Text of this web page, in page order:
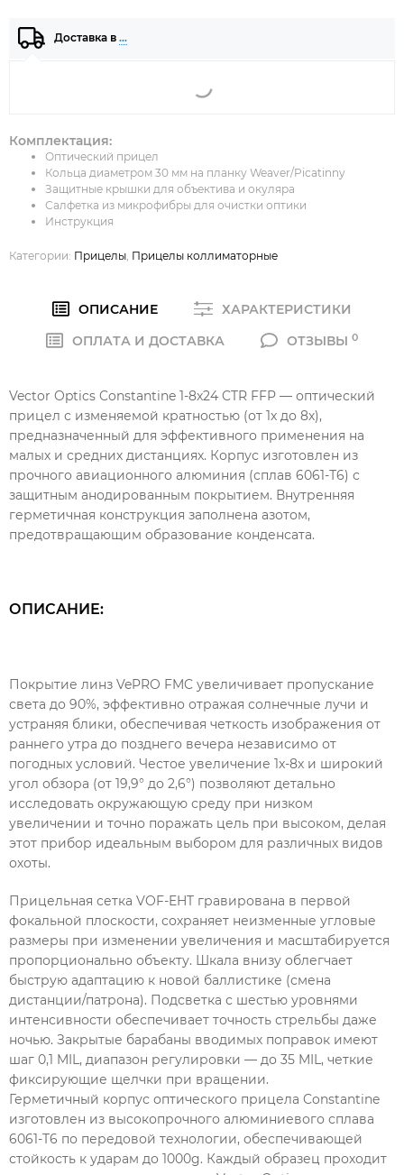
Доставка в …
Комплектация:
Оптический прицел
Кольца диаметром 30 мм на планку Weaver/Picatinny
Защитные крышки для объектива и окуляра
Салфетка из микрофибры для очистки оптики
Инструкция
Категории: Прицелы Прицелы коллиматорные
ОПИСАНИЕ
ХАРАКТЕРИСТИКИ
ОПЛАТА И ДОСТАВКА
ОТЗЫВЫ 0
Vector Optics Constantine 1-8x24 CTR FFP — оптический
прицел с изменяемой кратностью (от 1х до 8х),
предназначенный для эффективного применения на
малых и средних дистанциях. Корпус изготовлен из
прочного авиационного алюминия (сплав 6061-Т6) с
защитным анодированным покрытием. Внутренняя
герметичная конструкция заполнена азотом,
предотвращающим образование конденсата.
ОПИСАНИЕ:
Покрытие линз VePRO FMC увеличивает пропускание
света до 90%, эффективно отражая солнечные лучи и
устраняя блики, обеспечивая четкость изображения от
раннего утра до позднего вечера независимо от
погодных условий. Честое увеличение 1x-8x и широкий
угол обзора (от 19,9° до 2,6°) позволяют детально
исследовать окружающую среду при низком
увеличении и точно поражать цель при высоком, делая
этот прибор идеальным выбором для различных видов
охоты.
Прицельная сетка VOF-EHT гравирована в первой
фокальной плоскости, сохраняет неизменные угловые
размеры при изменении увеличения и масштабируется
пропорционально объекту. Шкала внизу облегчает
быструю адаптацию к новой баллистике (смена
дистанции/патрона). Подсветка с шестью уровнями
интенсивности обеспечивает точность стрельбы даже
ночью. Закрытые барабаны вводимых поправок имеют
шаг 0,1 MIL, диапазон регулировки — до 35 MIL, четкие
фиксирующие щелчки при вращении.
Герметичный корпус оптического прицела Constantine
изготовлен из высокопрочного алюминиевого сплава
6061-T6 по передовой технологии, обеспечивающей
стойкость к ударам до 1000g. Каждый образец проходит